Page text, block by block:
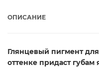
ОПИСАНИЕ
Глянцевый пигмент
оттенке придаст